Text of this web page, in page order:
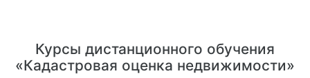
Курсы дистанционного обучения
«Кадастровая оценка недвижимости»